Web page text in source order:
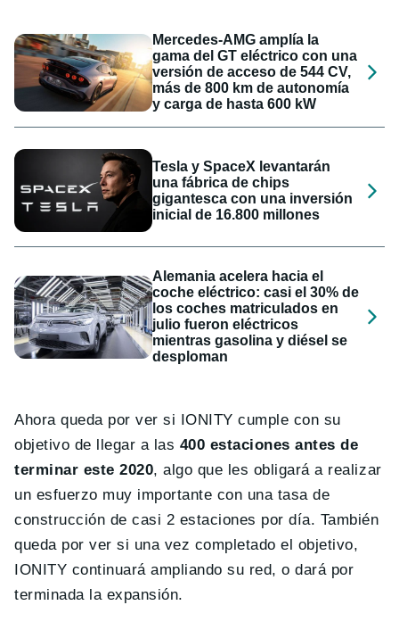
Mercedes-AMG amplía la
gama del GT eléctrico con una
versión de acceso de 544 CV,
más de 800 km de autonomía
y carga de hasta 600 kW
Tesla y SpaceX levantarán
una fábrica de chips
gigantesca con una inversión
inicial de 16.800 millones
Alemania acelera hacia el
coche eléctrico: casi el 30% de
los coches matriculados en
julio fueron eléctricos
mientras gasolina y diésel se
desploman
Ahora queda por ver si IONITY cumple con su
objetivo de llegar a las 400 estaciones antes de
terminar este 2020, algo que les obligará a realizar
un esfuerzo muy importante con una tasa de
construcción de casi 2 estaciones por día. También
queda por ver si una vez completado el objetivo,
IONITY continuará ampliando su red, o dará por
terminada la expansión.